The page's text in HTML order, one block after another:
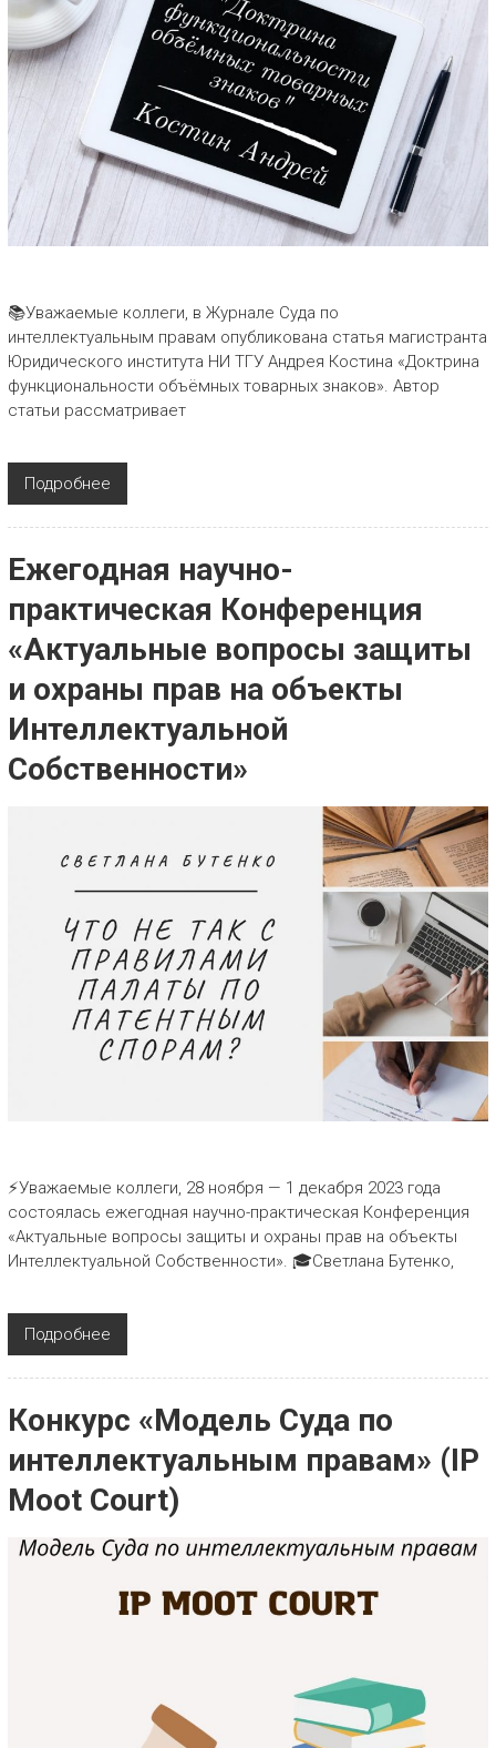
📚Уважаемые коллеги, в Журнале Суда по
интеллектуальным правам опубликована статья магистранта
Юридического института НИ ТГУ Андрея Костина «Доктрина
функциональности объёмных товарных знаков». Автор
статьи рассматривает
Подробнее
Ежегодная научно-
практическая Конференция
«Актуальные вопросы защиты
и охраны прав на объекты
Интеллектуальной
Собственности»
⚡Уважаемые коллеги, 28 ноября — 1 декабря 2023 года
состоялась ежегодная научно-практическая Конференция
«Актуальные вопросы защиты и охраны прав на объекты
Интеллектуальной Собственности». 🎓Светлана Бутенко,
Подробнее
Конкурс «Модель Суда по
интеллектуальным правам» (IP
Moot Court)